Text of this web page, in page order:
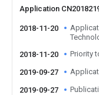
Application
2018-11-20
2018-11-20
Priority
2019-09-27
2019-09-27